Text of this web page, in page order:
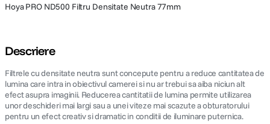
Hoya PRO ND500 Filtru Densitate Neutra 77mm
Descriere
Filtrele cu densitate neutra sunt concepute pentru a reduce cantitatea de
lumina care intra in obiectivul camerei si nu ar trebui sa aiba niciun alt
efect asupra imaginii. Reducerea cantitatii de lumina permite utilizarea
unor deschideri mai largi sau a unei viteze mai scazute a obturatorului
pentru un efect creativ si dramatic in conditii de iluminare puternica.